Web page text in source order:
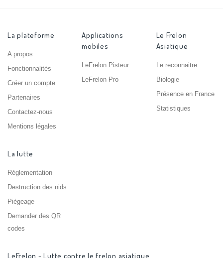
La plateforme
A propos
Fonctionnalités
Créer un compte
Partenaires
Contactez-nous
Mentions légales
Applications
mobiles
LeFrelon Pisteur
LeFrelon Pro
Le Frelon
Asiatique
Le reconnaitre
Biologie
Présence en France
Statistiques
La lutte
Réglementation
Destruction des nids
Piégeage
Demander des QR
codes
LeFrelon - Lutte contre le frelon asiatique